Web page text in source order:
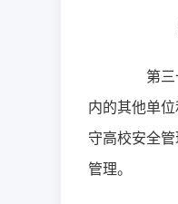
第三
内的其他单
守高校安全
管理。